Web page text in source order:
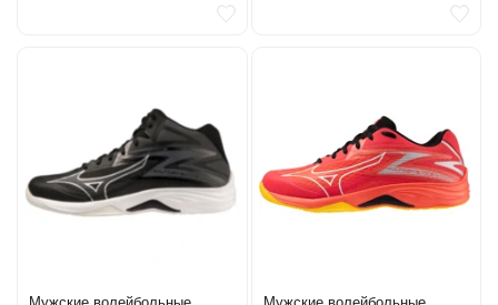
Мужские волейбольные
Мужские волейбольные